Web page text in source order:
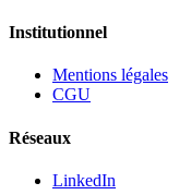
Institutionnel
Mentions légales
CGU
Réseaux
LinkedIn